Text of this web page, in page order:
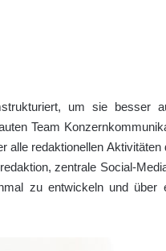
um sie besser
Team
alle redaktionellen Aktivitäten
zentrale Social-
zu entwickeln und über